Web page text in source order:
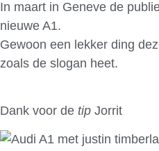
In maart in Geneve de
nieuwe A1.
Gewoon een lekker ding
zoals de slogan heet.
Dank voor de tip Jorrit